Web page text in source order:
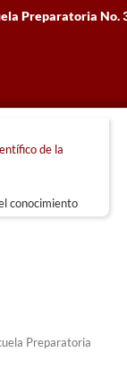
Preparatoria No.
de la
conocimiento
Preparatoria